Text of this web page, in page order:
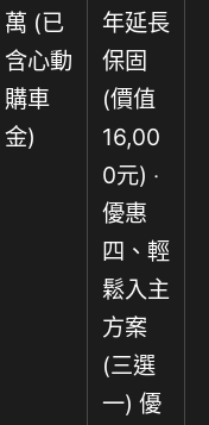
萬 (已
含心動
購車
金)
年延長
保固
(價值
16,00
0元) ‧
優惠
四、輕
鬆入主
方案
(三選
一) 優